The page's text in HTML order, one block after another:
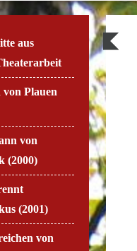
aus
Plauen
von
(2000)
(2001)
von